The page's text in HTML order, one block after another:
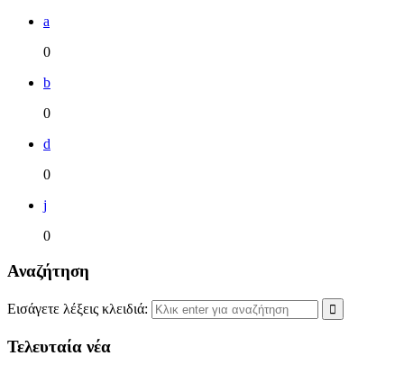
a
0
b
0
d
0
j
0
Αναζήτηση
Εισάγετε λέξεις κλειδιά:
Τελευταία νέα